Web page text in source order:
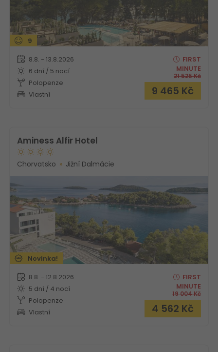
9
8.8. - 13.8.2026
6 dní / 5 nocí
Polopenze
Vlastní
FIRST
MINUTE
21 525Kč
9 465 Kč
Aminess Alfir Hotel
Chorvatsko Jižní Dalmácie
Novinka!
8.8. - 12.8.2026
5 dní / 4 nocí
Polopenze
Vlastní
FIRST
MINUTE
19 004Kč
4 562 Kč